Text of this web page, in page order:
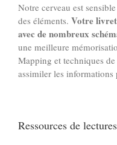
Notre cerveau est
des éléments. Votre
avec de nombreux
une meilleure
Mapping et techniques
assimiler les informations
Ressources de